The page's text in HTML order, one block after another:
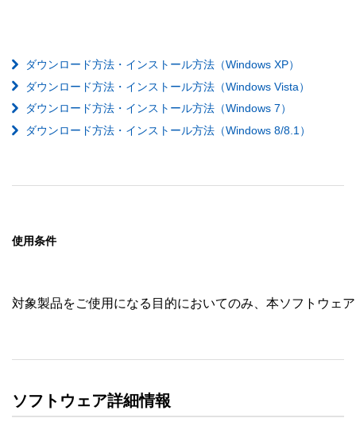
ダウンロード方法・インストール方法（Windows XP）
ダウンロード方法・インストール方法（Windows Vista）
ダウンロード方法・インストール方法（Windows 7）
ダウンロード方法・インストール方法（Windows 8/8.1）
使用条件
対象製品をご使用になる目的においてのみ、本ソフトウェ
ソフトウェア詳細情報